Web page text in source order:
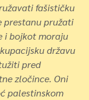
fašističku
prestanu pružati
i bojkot moraju
državu
pred
zločince. Oni
palestinskom